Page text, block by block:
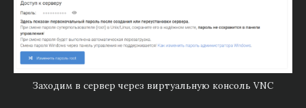
Заходим в сервер через виртуальную консоль VNC